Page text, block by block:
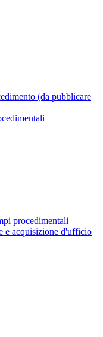
(da pubblicare
procedimentali
e acquisizione d'ufficio